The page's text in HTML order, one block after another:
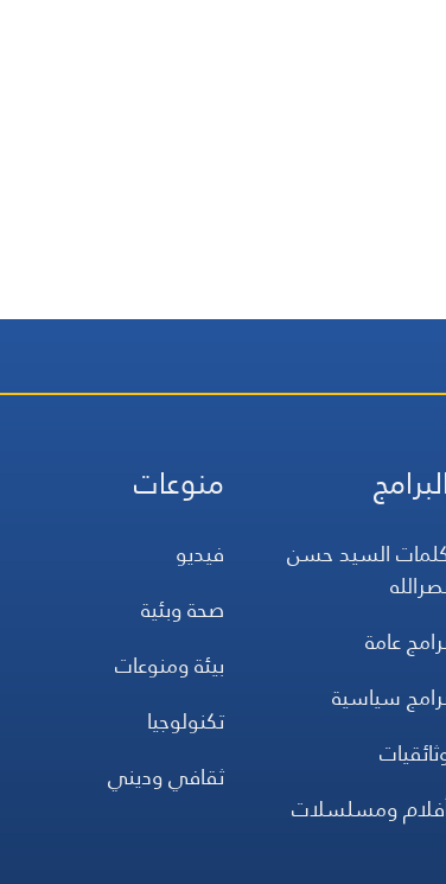
البرامج
السيد حسن
عامة
سياسية
ومسلسلات
منوعات
فيديو
صحة وبئية
بيئة ومنوعات
تكنولوجيا
ثقافي وديني